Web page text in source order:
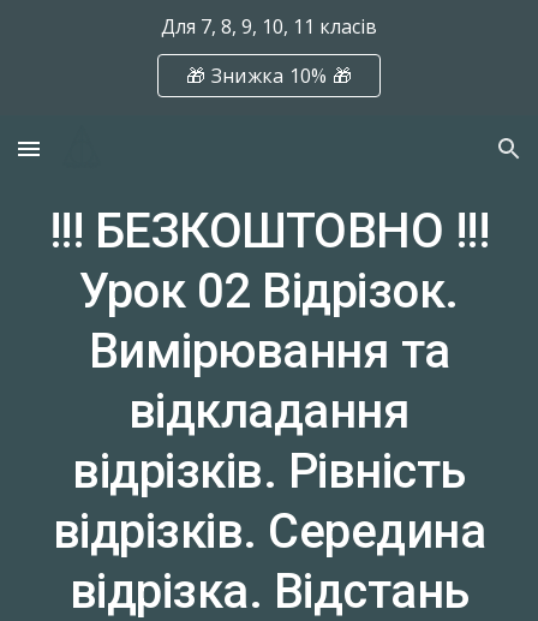
Skip to main content
Для 7, 8, 9, 10, 11 класів
🎁 Знижка 10% 🎁
!!! БЕЗКОШТОВНО !!!
Урок 02 Відрізок.
Вимірювання та
відкладання
відрізків. Рівність
відрізків. Середина
відрізка. Відстань